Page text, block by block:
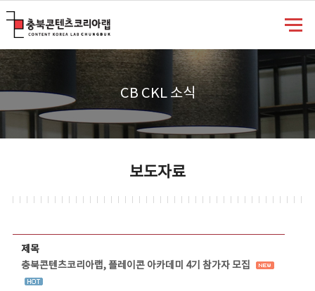
CB CKL 소식
보도자료
제목
충북콘텐츠코리아랩, 플레이콘 아카데미 4기 참가자 모집